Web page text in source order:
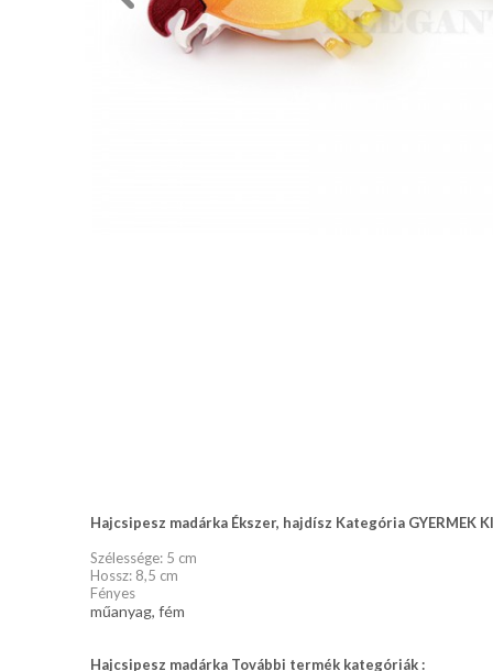
Hajcsipesz madárka Ékszer, hajdísz Kategória GYERMEK
Szélessége: 5 cm
Hossz: 8,5 cm
Fényes
műanyag, fém
Hajcsipesz madárka További termék kategóriák :